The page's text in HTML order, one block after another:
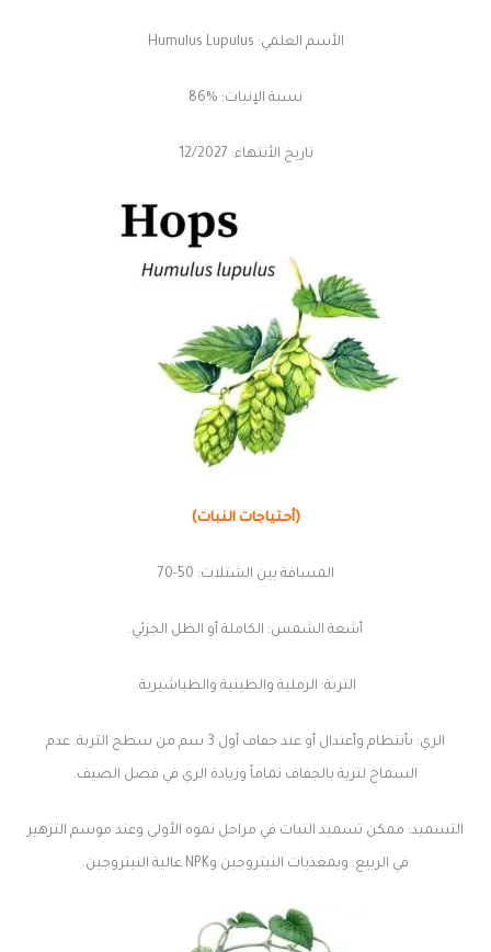
الأسم العلمي: Humulus Lupulus
نسبة الإنبات: %86
تاريخ الأنتهاء: 12/2027
(أحتياجات النبات)
المسافة بين الشتلات: 50-70
أشعة الشمس: الكاملة أو الظل الجزئي.
التربة: الرملية والطينية والطباشيرية.
الري: بأنتظام وأعتدال أو عند جفاف أول 3 سم من سطح التربة. عدم
السماح لتربة بالجفاف تماماً وزيادة الري في فصل الصيف.
التسميد: ممكن تسميد النبات في مراحل نموه الأولى وعند موسم التزهير
في الربيع. وبمغذيات النيتروجين وNPK عالية النيتروجين.